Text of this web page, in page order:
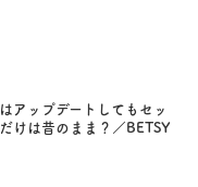
アップデートしてもセッ
けは昔のまま？／BETSY